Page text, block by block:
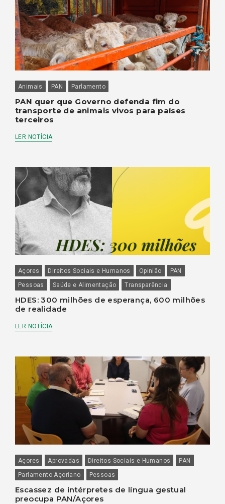
Animais PAN Parlamento
PAN quer que Governo defenda fim do
transporte de animais vivos para países
terceiros
LER NOTÍCIA
Açores Direitos Sociais e Humanos Opinião
PAN
Pessoas
Saúde e Alimentação Transparência
HDES: 300 milhões de esperança, 600 milhões
de realidade
LER NOTÍCIA
Açores Aprovadas Direitos Sociais e Humanos
PAN
Parlamento Açoriano
Pessoas
Escassez de intérpretes de língua gestual
preocupa PAN/Açores